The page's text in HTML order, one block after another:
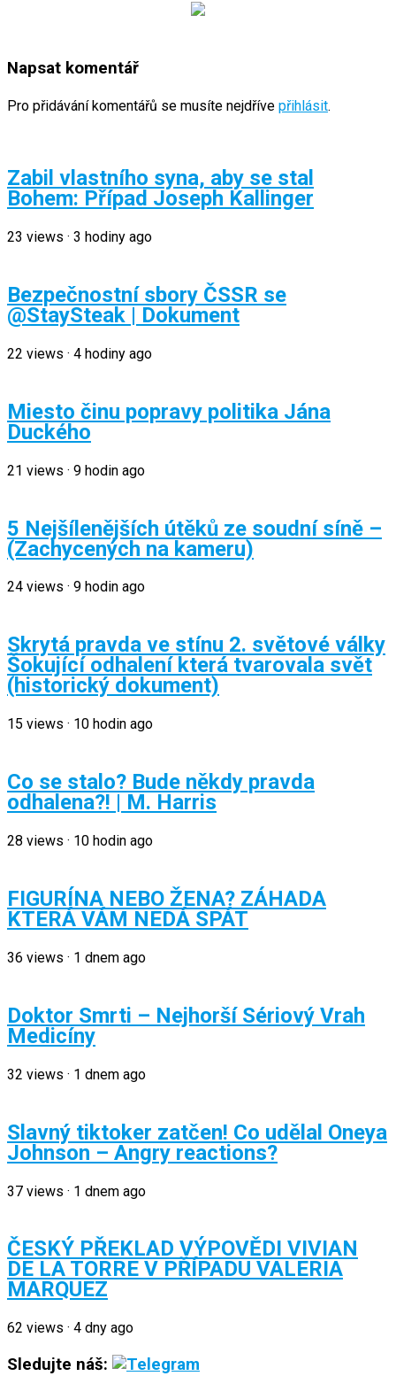
Napsat komentář
Pro přidávání komentářů se musíte nejdříve přihlásit.
Zabil vlastního syna, aby se stal
Bohem: Případ Joseph Kallinger
23 views · 3 hodiny ago
Bezpečnostní sbory ČSSR se
@StaySteak | Dokument
22 views · 4 hodiny ago
Miesto činu popravy politika Jána
Duckého
21 views · 9 hodin ago
5 Nejšílenějších útěků ze soudní síně –
(Zachycených na kameru)
24 views · 9 hodin ago
Skrytá pravda ve stínu 2. světové války
Šokující odhalení která tvarovala svět
(historický dokument)
15 views · 10 hodin ago
Co se stalo? Bude někdy pravda
odhalena?! | M. Harris
28 views · 10 hodin ago
FIGURÍNA NEBO ŽENA? ZÁHADA
KTERÁ VÁM NEDÁ SPÁT
36 views · 1 dnem ago
Doktor Smrti – Nejhorší Sériový Vrah
Medicíny
32 views · 1 dnem ago
Slavný tiktoker zatčen! Co udělal Oneya
Johnson – Angry reactions?
37 views · 1 dnem ago
ČESKÝ PŘEKLAD VÝPOVĚDI VIVIAN
DE LA TORRE V PŘÍPADU VALERIA
MARQUEZ
62 views · 4 dny ago
Sledujte náš: